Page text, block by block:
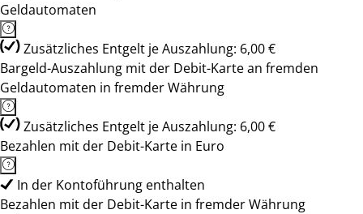
Geldautomaten
Zusätzliches Entgelt je Auszahlung: 6,00 €
Bargeld-Auszahlung mit der Debit-Karte an fremden
Geldautomaten in fremder Währung
Zusätzliches Entgelt je Auszahlung: 6,00 €
Bezahlen mit der Debit-Karte in Euro
In der Kontoführung enthalten
Bezahlen mit der Debit-Karte in fremder Währung